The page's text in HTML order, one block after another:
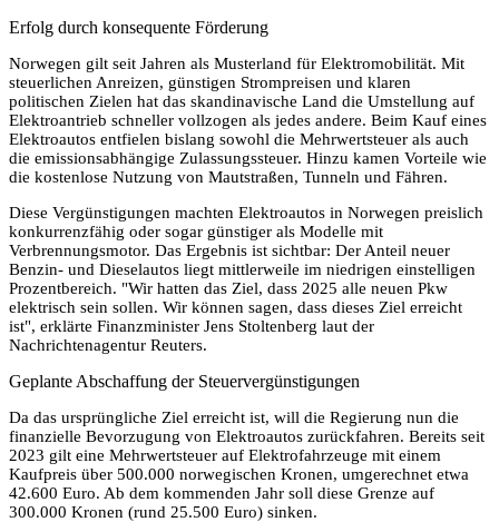
Erfolg durch konsequente Förderung
Norwegen gilt seit Jahren als Musterland für Elektromobilität. Mit
steuerlichen Anreizen, günstigen Strompreisen und klaren
politischen Zielen hat das skandinavische Land die Umstellung auf
Elektroantrieb schneller vollzogen als jedes andere. Beim Kauf eines
Elektroautos entfielen bislang sowohl die Mehrwertsteuer als auch
die emissionsabhängige Zulassungssteuer. Hinzu kamen Vorteile wie
die kostenlose Nutzung von Mautstraßen, Tunneln und Fähren.
Diese Vergünstigungen machten Elektroautos in Norwegen preislich
konkurrenzfähig oder sogar günstiger als Modelle mit
Verbrennungsmotor. Das Ergebnis ist sichtbar: Der Anteil neuer
Benzin- und Dieselautos liegt mittlerweile im niedrigen einstelligen
Prozentbereich. "Wir hatten das Ziel, dass 2025 alle neuen Pkw
elektrisch sein sollen. Wir können sagen, dass dieses Ziel erreicht
ist", erklärte Finanzminister Jens Stoltenberg laut der
Nachrichtenagentur Reuters.
Geplante Abschaffung der Steuervergünstigungen
Da das ursprüngliche Ziel erreicht ist, will die Regierung nun die
finanzielle Bevorzugung von Elektroautos zurückfahren. Bereits seit
2023 gilt eine Mehrwertsteuer auf Elektrofahrzeuge mit einem
Kaufpreis über 500.000 norwegischen Kronen, umgerechnet etwa
42.600 Euro. Ab dem kommenden Jahr soll diese Grenze auf
300.000 Kronen (rund 25.500 Euro) sinken.